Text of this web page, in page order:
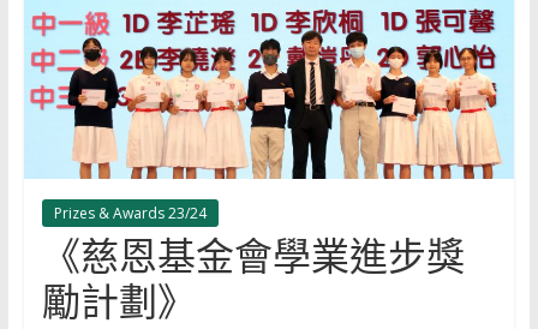
Prizes & Awards 23/24
《慈恩基金會學業進步獎
勵計劃》